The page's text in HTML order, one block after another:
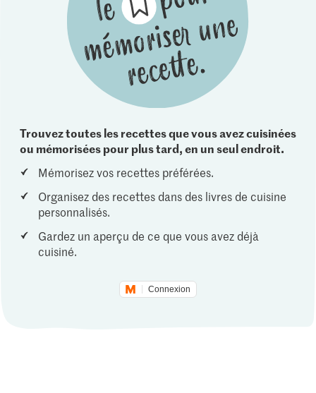
Trouvez toutes les recettes que vous avez cuisinées
ou mémorisées pour plus tard, en un seul endroit.
Mémorisez vos recettes préférées.
Organisez des recettes dans des livres de cuisine
personnalisés.
Gardez un aperçu de ce que vous avez déjà
cuisiné.
Connexion